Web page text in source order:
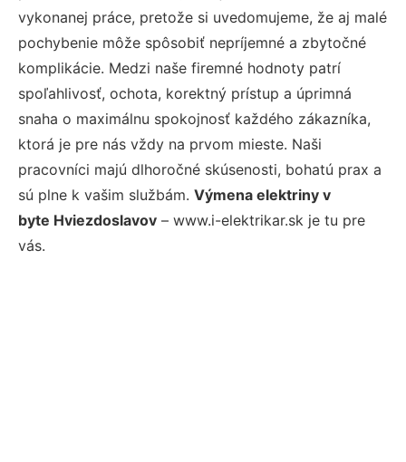
vykonanej práce, pretože si uvedomujeme, že aj malé
pochybenie môže spôsobiť nepríjemné a zbytočné
komplikácie. Medzi naše firemné hodnoty patrí
spoľahlivosť, ochota, korektný prístup a úprimná
snaha o maximálnu spokojnosť každého zákazníka,
ktorá je pre nás vždy na prvom mieste. Naši
pracovníci majú dlhoročné skúsenosti, bohatú prax a
sú plne k vašim službám. Výmena elektriny v
byte Hviezdoslavov – www.i-elektrikar.sk je tu pre
vás.